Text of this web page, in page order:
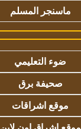
ماسنجر المسلم
ضوء التعليمي
صحيفة برق
موقع اشراقات